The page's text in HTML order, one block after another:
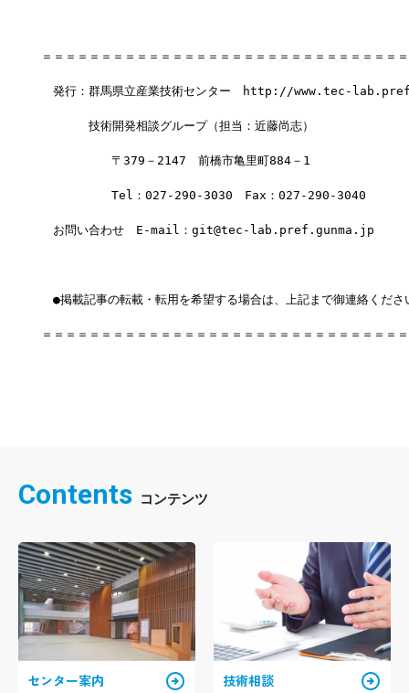
＝＝＝＝＝＝＝＝＝＝＝＝＝＝＝＝＝＝＝＝＝＝＝＝＝＝＝＝＝＝
発行：群馬県立産業技術センター　http://www.tec-
技術開発相談グループ（担当：近藤尚志）
〒379－2147　前橋市亀里町884－1
Tel：027-290-3030　Fax：027-290-3040
お問い合わせ　E-mail：git@tec-lab.pref.gunma.jp
●掲載記事の転載・転用を希望する場合は、上記まで御連絡くださ
＝＝＝＝＝＝＝＝＝＝＝＝＝＝＝＝＝＝＝＝＝＝＝＝＝＝＝＝＝＝
Contents
センター案内 arrow_circle_right 技術相談 arrow_circle_right